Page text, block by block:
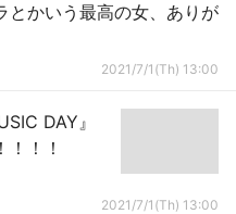
とかいう最高の女、ありが
2021/7/1(Th) 13:00
DAY』
！！
2021/7/1(Th) 13:00